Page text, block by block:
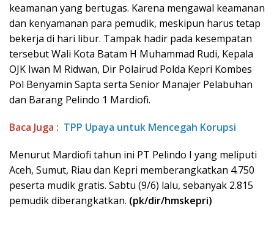
keamanan yang bertugas. Karena mengawal keamanan
dan kenyamanan para pemudik, meskipun harus tetap
bekerja di hari libur. Tampak hadir pada kesempatan
tersebut Wali Kota Batam H Muhammad Rudi, Kepala
OJK Iwan M Ridwan, Dir Polairud Polda Kepri Kombes
Pol Benyamin Sapta serta Senior Manajer Pelabuhan
dan Barang Pelindo 1 Mardiofi.
Baca Juga : TPP Upaya untuk Mencegah Korupsi
Menurut Mardiofi tahun ini PT Pelindo I yang meliputi
Aceh, Sumut, Riau dan Kepri memberangkatkan 4.750
peserta mudik gratis. Sabtu (9/6) lalu, sebanyak 2.815
pemudik diberangkatkan. (pk/dir/hmskepri)